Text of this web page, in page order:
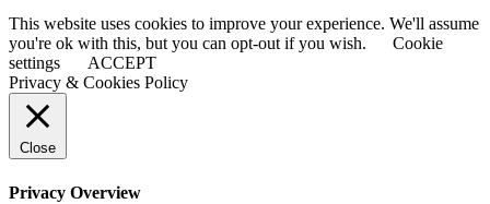
This website uses cookies to improve your experience. We'll assume
you're ok with this, but you can opt-out if you wish.
Cookie
settings
ACCEPT
Privacy & Cookies Policy
Close
Privacy Overview